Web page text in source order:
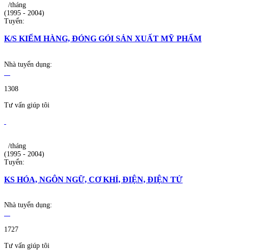
/tháng
(1995 - 2004)
Tuyển:
K/S KIỂM HÀNG, ĐÓNG GÓI SẢN XUẤT MỸ PHẨM
Nhà tuyển dụng:
1308
Tư vấn giúp tôi
/tháng
(1995 - 2004)
Tuyển:
KS HÓA, NGÔN NGỮ, CƠ KHÍ, ĐIỆN, ĐIỆN TỬ
Nhà tuyển dụng:
1727
Tư vấn giúp tôi